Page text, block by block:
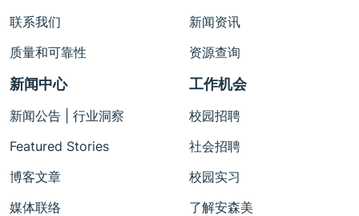
联系我们
质量和可靠性
新闻资讯
资源查询
新闻中心
新闻公告 | 行业洞察
Featured Stories
博客文章
媒体联络
工作机会
校园招聘
社会招聘
校园实习
了解安森美